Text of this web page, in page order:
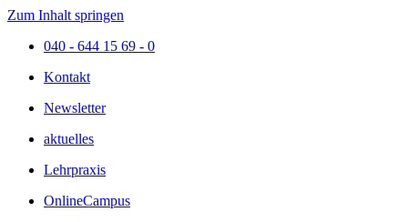
Zum Inhalt springen
040 - 644 15 69 - 0
Kontakt
Newsletter
aktuelles
Lehrpraxis
OnlineCampus